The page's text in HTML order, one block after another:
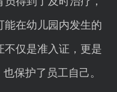
能在幼儿园内发生的
不仅是准入证，更是
保护了员工自己。